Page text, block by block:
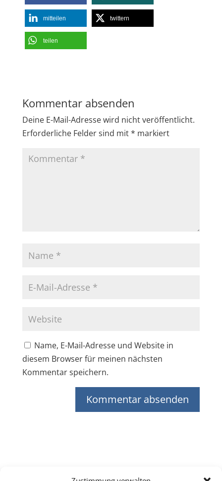
mitteilen twittern
teilen
Kommentar absenden
Deine E-Mail-Adresse wird nicht veröffentlicht.
Erforderliche Felder sind mit* markiert
Name, E-Mail-Adresse und Website in
diesem Browser für meinen nächsten
Kommentar speichern.